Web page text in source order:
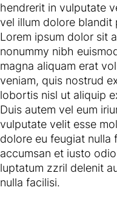
hendrerit in vulputate
vel illum dolore blandit
Lorem ipsum dolor sit
nonummy nibh
magna aliquam erat
veniam, quis nostrud
lobortis nisl ut aliquip
Duis autem vel eum
vulputate velit esse
dolore eu feugiat nulla
accumsan et iusto
luptatum zzril delenit
nulla facilisi.